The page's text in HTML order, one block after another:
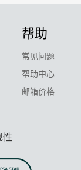
帮助
常见问题
帮助中心
邮箱价格
性